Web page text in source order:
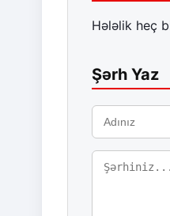
Hələlik heç
Şərh Yaz